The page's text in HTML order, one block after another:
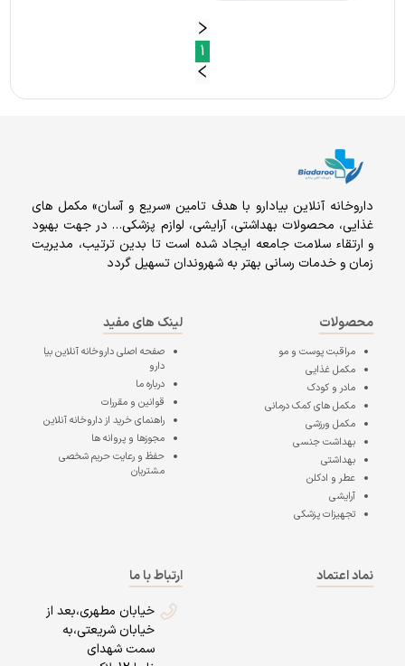
1
داروخانه آنلاين بيادارو با هدف تامين «سریع و آسان» مكمل هاى
غذايى، محصولات بهداشتى، آرايشى، لوازم پزشکی… در جهت بهبود
و ارتقاء سلامت جامعه ایجاد شده است تا بدین ترتیب، مدیریت
زمان و خدمات رسانی بهتر به شهروندان تسهیل گردد
محصولات
مراقبت پوست و مو
مکمل غذایی
مادر و کودک
مکمل های کمک درمانی
مکمل ورزشی
بهداشت جنسی
بهداشتی
عطر و ادکلن
آرایشی
تجهیزات پزشکی
لینک های مفید
صفحه اصلیداروخانه آنلاین بیا
دارو
درباره ما
قوانین و مقررات
راهنمای خرید از داروخانه آنلاین
مجوزها و پروانه ها
حفظ و رعایت حریم شخصی
مشتریان
نماد اعتماد
ارتباط با ما
خیابان مطهری،بعد از
خیابان شریعتی،به
سمت شهدای